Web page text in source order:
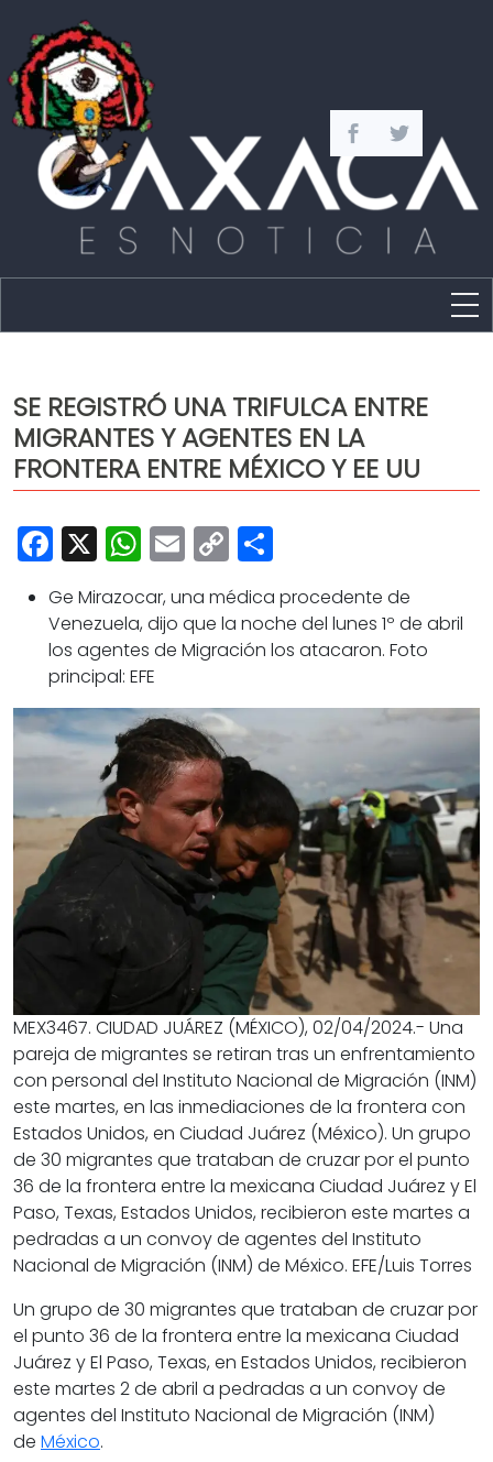
Capital
Policíaca
Cultura
Deportes
Opinión
SE REGISTRÓ UNA TRIFULCA ENTRE
MIGRANTES Y AGENTES EN LA
FRONTERA ENTRE MÉXICO Y EE UU
Facebook
X WhatsApp
Email
Copy
Link
Ge Mirazocar, una médica procedente de
Venezuela, dijo que la noche del lunes 1º de abril
los agentes de Migración los atacaron. Foto
principal: EFE
MEX3467. CIUDAD JUÁREZ (MÉXICO), 02/04/2024.- Una
pareja de migrantes se retiran tras un enfrentamiento
con personal del Instituto Nacional de Migración (INM)
este martes, en las inmediaciones de la frontera con
Estados Unidos, en Ciudad Juárez (México). Un grupo
de 30 migrantes que trataban de cruzar por el punto
36 de la frontera entre la mexicana Ciudad Juárez y El
Paso, Texas, Estados Unidos, recibieron este martes a
pedradas a un convoy de agentes del Instituto
Nacional de Migración (INM) de México. EFE/Luis Torres
Un grupo de 30 migrantes que trataban de cruzar por
el punto 36 de la frontera entre la mexicana Ciudad
Juárez y El Paso, Texas, en Estados Unidos, recibieron
este martes 2 de abril a pedradas a un convoy de
agentes del Instituto Nacional de Migración (INM)
de México.